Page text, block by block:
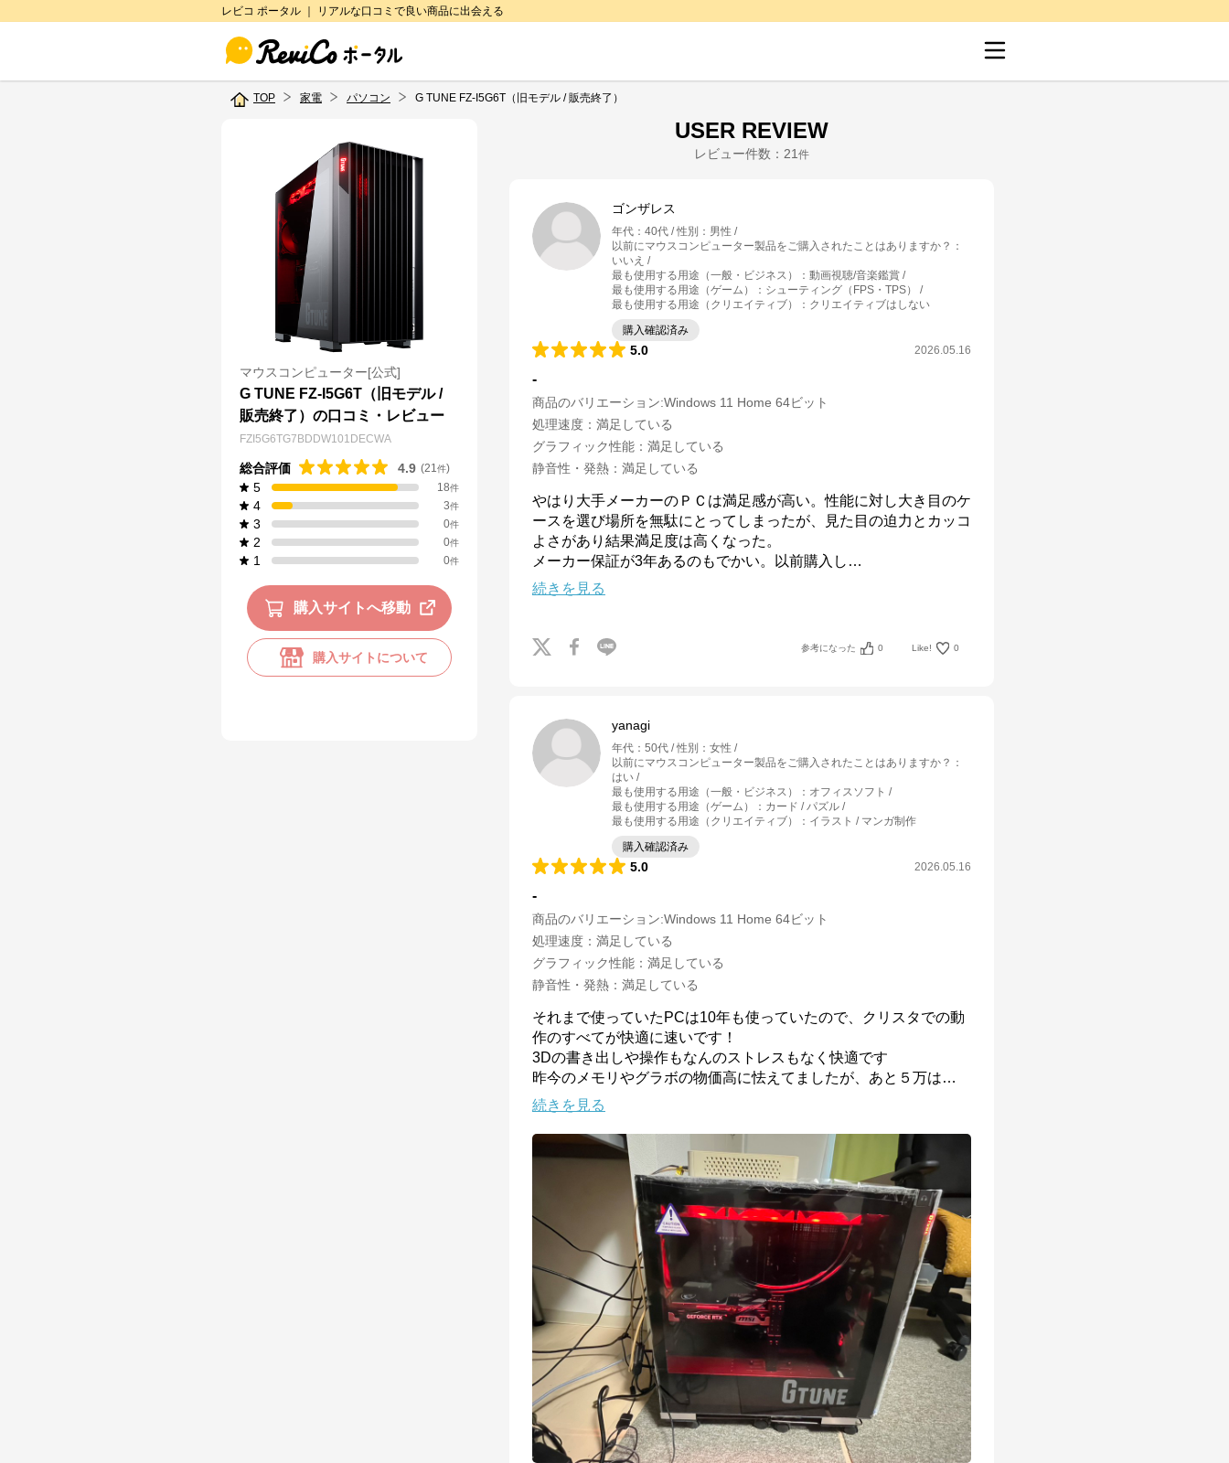
レビコ ポータル ｜ リアルな口コミで良い商品に出会える
TOP 家電 パソコン G TUNE FZ-I5G6T（旧モデル / 販売終了）
マウスコンピューター[公式]
G TUNE FZ-I5G6T（旧モデル /
販売終了）の口コミ・レビュー
FZI5G6TG7BDDW101DECWA
総合評価 4.9 (21 件)
5 18件
4 3件
3 0件
2 0件
1 0件
購入サイトへ移動
購入サイトについて
USER REVIEW
レビュー件数： 21 件
ゴンザレス
年代 ： 40代 性別 ： 男性
以前にマウスコンピューター製品をご購入されたことはありますか？ ：
いいえ
最も使用する用途（一般・ビジネス）
： 動画視聴/音楽鑑賞
最も使用する用途（ゲーム）
： シューティング（FPS・TPS）
最も使用する用途（クリエイティブ）
： クリエイティブはしない
購入確認済み
5.0 2026.05.16
-
商品のバリエーション:Windows 11 Home 64ビット
処理速度 ： 満足している
グラフィック性能 ： 満足している
静音性・発熱 ： 満足している
やはり大手メーカーのＰＣは満足感が高い。性能に対し大き目のケ
ースを選び場所を無駄にとってしまったが、見た目の迫力とカッコ
よさがあり結果満足度は高くなった。
メーカー保証が3年あるのもでかい。以前購入し …
続きを見る
参考になった 0 Like! 0
yanagi
年代 ： 50代 性別 ： 女性
以前にマウスコンピューター製品をご購入されたことはありますか？ ：
はい
最も使用する用途（一般・ビジネス）
： オフィスソフト
最も使用する用途（ゲーム）
： カード / パズル
最も使用する用途（クリエイティブ）
： イラスト / マンガ制作
購入確認済み
5.0 2026.05.16
-
商品のバリエーション:Windows 11 Home 64ビット
処理速度 ： 満足している
グラフィック性能 ： 満足している
静音性・発熱 ： 満足している
それまで使っていたPCは10年も使っていたので、クリスタでの動
作のすべてが快適に速いです！
3Dの書き出しや操作もなんのストレスもなく快適です
昨今のメモリやグラボの物価高に怯えてましたが、あと５万は…
続きを見る